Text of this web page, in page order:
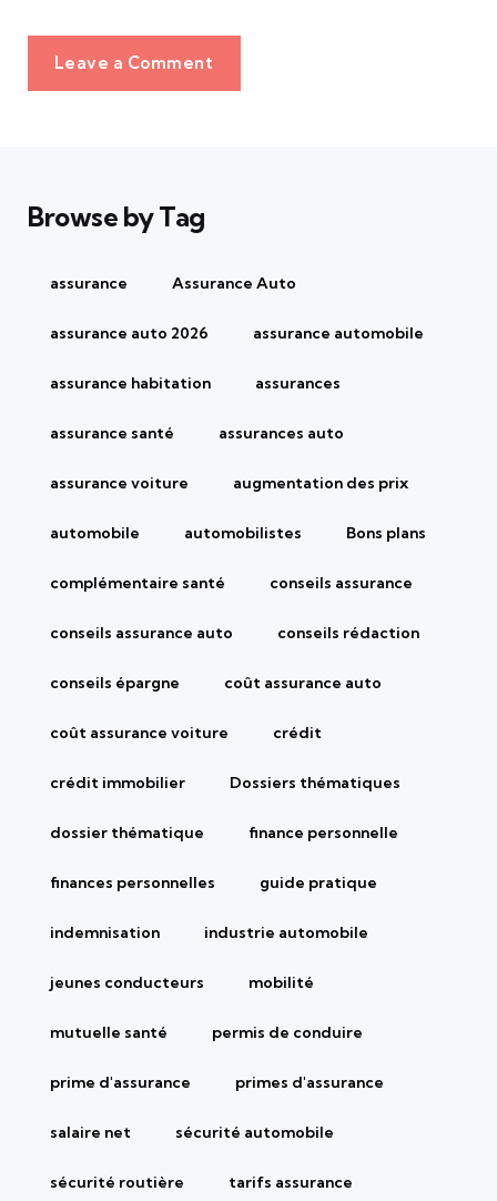
Leave a Comment
Browse by Tag
assurance Assurance Auto
assurance auto 2026 assurance automobile
assurance habitation assurances
assurance santé assurances auto
assurance voiture augmentation des prix
automobile automobilistes Bons plans
complémentaire santé conseils assurance
conseils assurance auto conseils rédaction
conseils épargne coût assurance auto
coût assurance voiture crédit
crédit immobilier Dossiers thématiques
dossier thématique finance personnelle
finances personnelles guide pratique
indemnisation industrie automobile
jeunes conducteurs mobilité
mutuelle santé permis de conduire
prime d'assurance primes d'assurance
salaire net sécurité automobile
sécurité routière tarifs assurance